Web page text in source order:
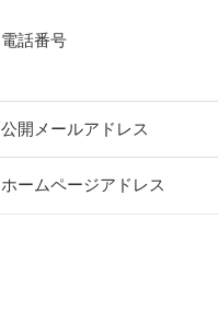
電話番号
公開メールアドレス
ホームページアドレス